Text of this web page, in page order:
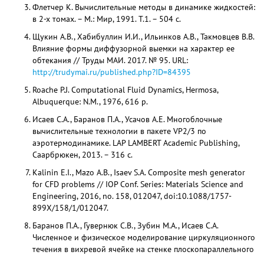
Флетчер К. Вычислительные методы в динамике жидкостей:
в 2-х томах. – М.: Мир, 1991. Т.1. – 504 с.
Щукин А.В., Хабибуллин И.И., Ильинков А.В., Такмовцев В.В.
Влияние формы диффузорной выемки на характер ее
обтекания // Труды МАИ. 2017. № 95. URL:
http://trudymai.ru/published.php?ID=84395
Roache P.J. Computational Fluid Dynamics, Hermosa,
Albuquerque: N.M., 1976, 616 p.
Исаев С.А., Баранов П.А., Усачов А.Е. Многоблочные
вычислительные технологии в пакете VP2/3 по
аэротермодинамике. LAP LAMBERT Academic Publishing,
Саарбрюкен, 2013. – 316 с.
Kalinin E.I., Mazo A.B., Isaev S.A. Composite mesh generator
for CFD problems // IOP Conf. Series: Materials Science and
Engineering, 2016, no. 158, 012047, doi:10.1088/1757-
899X/158/1/012047.
Баранов П.А., Гувернюк С.В., Зубин М.А., Исаев С.А.
Численное и физическое моделирование циркуляционного
течения в вихревой ячейке на стенке плоскопараллельного